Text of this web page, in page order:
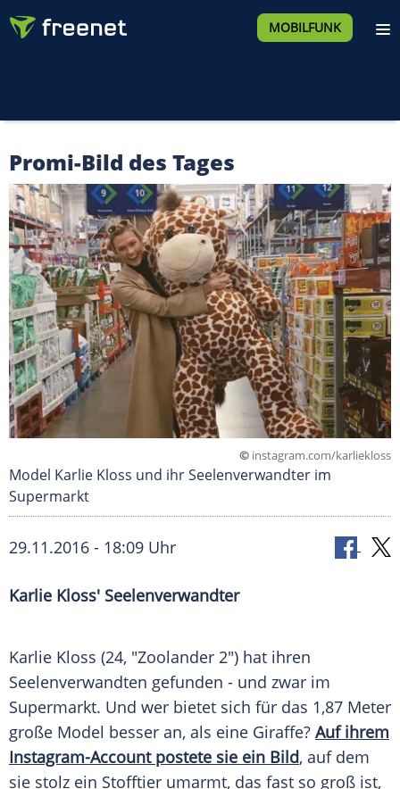
MOBILFUNK
Promi-Bild des Tages
© instagram.com/karliekloss
Model Karlie Kloss und ihr Seelenverwandter im
Supermarkt
29.11.2016 - 18:09 Uhr
Karlie Kloss' Seelenverwandter
Karlie Kloss (24, "Zoolander 2") hat ihren
Seelenverwandten gefunden - und zwar im
Supermarkt. Und wer bietet sich für das 1,87 Meter
große Model besser an, als eine Giraffe? Auf ihrem
Instagram-Account postete sie ein Bild, auf dem
sie stolz ein Stofftier umarmt, das fast so groß ist,